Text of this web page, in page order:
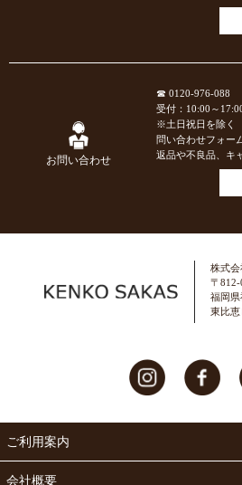
お問い合わせ
☎ 0120-976-088
受付：10:00～
※土日祝日を除く
問い合わせフォー
返品や不良品、キ
株式会
〒812-
福岡
東比
ご利用案内
会社概要